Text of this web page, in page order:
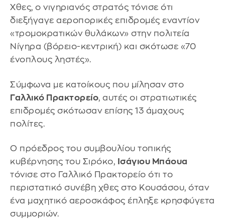
Χθες, ο νιγηριανός στρατός τόνισε ότι
διεξήγαγε αεροπορικές επιδρομές εναντίον
«τρομοκρατικών θυλάκων» στην πολιτεία
Νίγηρα (βόρειο-κεντρική) και σκότωσε «70
ένοπλους ληστές».
Σύμφωνα με κατοίκους που μίλησαν στο
Γαλλικό Πρακτορείο, αυτές οι στρατιωτικές
επιδρομές σκότωσαν επίσης 13 άμαχους
πολίτες.
Ο πρόεδρος του συμβουλίου τοπικής
κυβέρνησης του Σιρόκο, Ισάγιου Μπάουα
τόνισε στο Γαλλικό Πρακτορείο ότι το
περιστατικό συνέβη χθες στο Κουσάσου, όταν
ένα μαχητικό αεροσκάφος έπληξε κρησφύγετα
συμμοριών.